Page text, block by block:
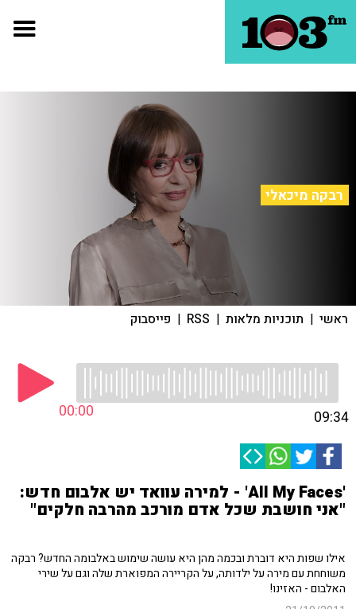
רבקה מיכאלי
ראשי | תוכניות מלאות |
RSS
| פייסבוק
00:00 09:34
'All My Faces' - למירה עוואד יש אלבום חדש:
"אני חושבת שכל אדם מורכב מהרבה חלקים"
אילו שפות היא דוברת ובכמה מהן היא עושה שימוש באלבומה החדש? רבקה
משוחחת עם מירה על ילדותה, על הקריירה המפוארת שלה וגם על שירי
האלבום - האזינו!